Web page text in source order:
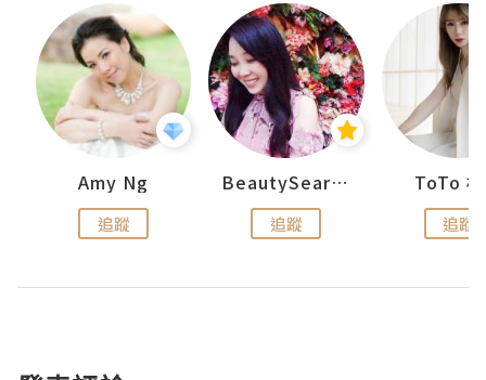
Amy Ng
追蹤
BeautySearch
追蹤
ToTo
追蹤